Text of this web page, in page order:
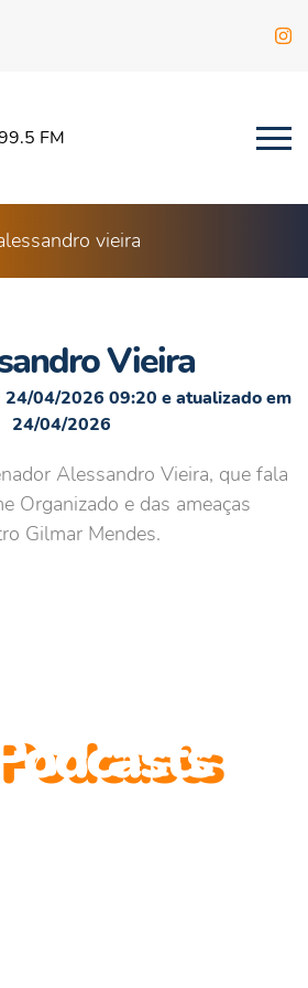
vieira
Vieira
04/2026 09:20 e atualizado em
24/04/2026
Alessandro Vieira, que fala
Organizado e das ameaças
Gilmar Mendes.